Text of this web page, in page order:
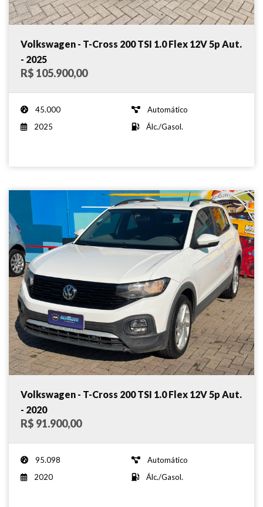
Volkswagen - T-Cross 200 TSI 1.0 Flex 12V 5p Aut.
- 2025
R$ 105.900,00
45.000
Automático
2025
Álc./Gasol.
Volkswagen - T-Cross 200 TSI 1.0 Flex 12V 5p Aut.
- 2020
R$ 91.900,00
95.098
Automático
2020
Álc./Gasol.